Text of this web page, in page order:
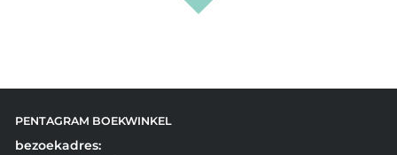
PENTAGRAM BOEKWINKEL
bezoekadres: